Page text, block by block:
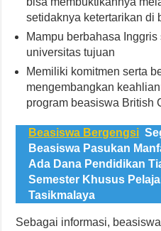
setidaknya ketertarikan di
Mampu berbahasa
universitas tujuan
Memiliki komitmen serta
mengembangkan
program beasiswa British
Beasiswa Bergengsi
Beasiswa Pasukan
Ada Dana Pendidikan
Semester Khusus
Tasikmalaya
Sebagai informasi,